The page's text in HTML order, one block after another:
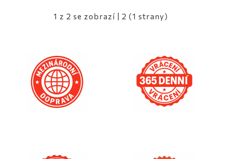
1 z 2 se zobrazí | 2 (1 strany)